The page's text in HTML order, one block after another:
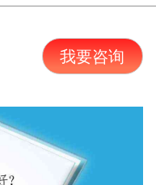
我要咨询